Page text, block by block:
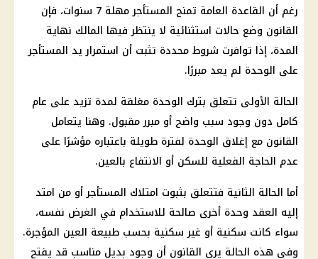
رغم أن القاعدة العامة تمنح المستأجر مهلة 7 سنوات، فإن
القانون وضع حالات استثنائية لا ينتظر فيها المالك نهاية
المدة، إذا توافرت شروط محددة تثبت أن استمرار يد المستأجر
على الوحدة لم يعد مبررًا.
الحالة الأولى تتعلق بترك الوحدة مغلقة لمدة تزيد على عام
كامل دون وجود سبب واضح أو مبرر مقبول. وهنا يتعامل
القانون مع إغلاق الوحدة لفترة طويلة باعتباره مؤشرًا على
عدم الحاجة الفعلية للسكن أو الانتفاع بالعين.
أما الحالة الثانية فتتعلق بثبوت امتلاك المستأجر أو من امتد
إليه العقد وحدة أخرى صالحة للاستخدام في الغرض نفسه،
سواء كانت سكنية أو غير سكنية بحسب طبيعة العين المؤجرة.
وفي هذه الحالة يرى القانون أن وجود بديل مناسب قد يفتح